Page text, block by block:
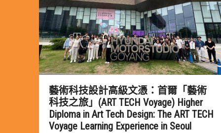
藝術科技設計高級文憑：首爾「藝術
科技之旅」(ART TECH Voyage) Higher
Diploma in Art Tech Design: The ART TECH
Voyage Learning Experience in Seoul